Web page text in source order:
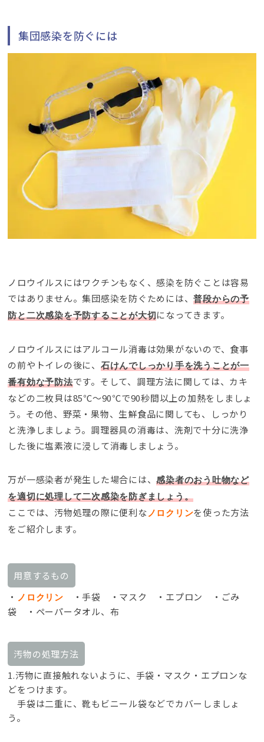
集団感染を防ぐには
ノロウイルスにはワクチンもなく、感染を防ぐことは容易
ではありません。集団感染を防ぐためには、普段からの予
防と二次感染を予防することが大切になってきます。
ノロウイルスにはアルコール消毒は効果がないので、食事
の前やトイレの後に、 石けんでしっかり手を洗うことが一
番有効な予防法です。そして、調理方法に関しては、カキ
などの二枚貝は85℃～90℃で90秒間以上の加熱をしましょ
う。その他、野菜・果物、生鮮食品に関しても、しっかり
と洗浄しましょう。調理器具の消毒は、洗剤で十分に洗浄
した後に塩素液に浸して消毒しましょう。
万が一感染者が発生した場合には、感染者のおう吐物など
を適切に処理して二次感染を防ぎましょう。
ここでは、汚物処理の際に便利なノロクリンを使った方法
をご紹介します。
用意するもの
・ ノロクリン
・手袋 ・マスク ・エプロン ・ごみ
袋 ・ペーパータオル、布
汚物の処理方法
1.汚物に直接触れないように、手袋・マスク・エプロンな
どをつけます。
手袋は二重に、靴もビニール袋などでカバーしましょ
う。